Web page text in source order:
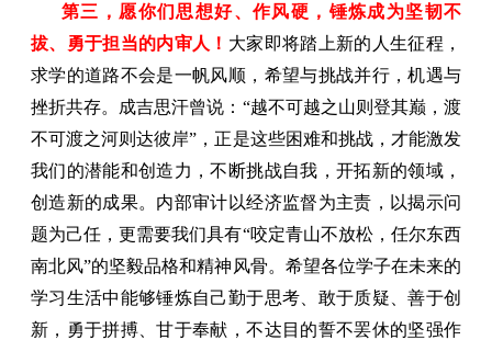
第三，愿你们思想好、作风硬，锤炼成为坚韧不
拔、勇于担当的内审人！ 大家即将踏上新的人生征程，
求学的道路不会是一帆风顺，希望与挑战并行，机遇与
挫折共存。成吉思汗曾说：“越不可越之山则登其巅，渡
不可渡之河则达彼岸”，正是这些困难和挑战，才能激发
我们的潜能和创造力，不断挑战自我，开拓新的领域，
创造新的成果。内部审计以经济监督为主责，以揭示问
题为己任，更需要我们具有“咬定青山不放松，任尔东西
南北风”的坚毅品格和精神风骨。希望各位学子在未来的
学习生活中能够锤炼自己勤于思考、敢于质疑、善于创
新，勇于拼搏、甘于奉献，不达目的誓不罢休的坚强作